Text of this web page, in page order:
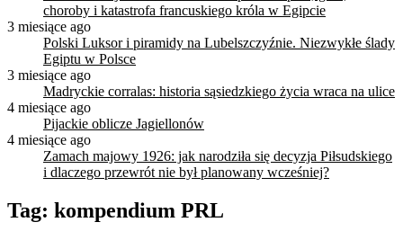
choroby i katastrofa francuskiego króla w Egipcie
3 miesiące ago
Polski Luksor i piramidy na Lubelszczyźnie. Niezwykłe ślady
Egiptu w Polsce
3 miesiące ago
Madryckie corralas: historia sąsiedzkiego życia wraca na ulice
4 miesiące ago
Pijackie oblicze Jagiellonów
4 miesiące ago
Zamach majowy 1926: jak narodziła się decyzja Piłsudskiego
i dlaczego przewrót nie był planowany wcześniej?
Tag: kompendium PRL